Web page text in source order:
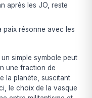
après les JO, reste
paix résonne avec les
simple symbole peut
une fraction de
la planète, suscitant
le choix de la vasque